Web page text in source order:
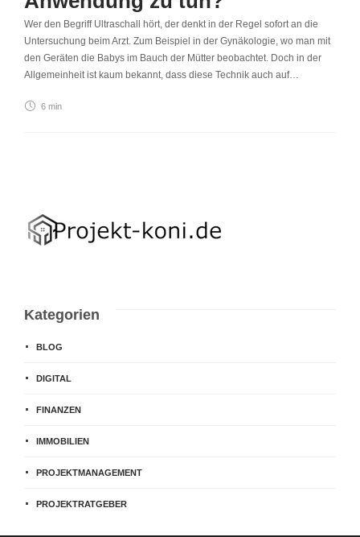
Wer den Begriff Ultraschall hört, der denkt in der Regel sofort an die
Untersuchung beim Arzt. Zum Beispiel in der Gynäkologie, wo man mit
den Geräten die Babys im Bauch der Mütter beobachtet. Doch in der
Allgemeinheit ist kaum bekannt, dass diese Technik auch auf…
6 min
Kategorien
BLOG
DIGITAL
FINANZEN
IMMOBILIEN
PROJEKTMANAGEMENT
PROJEKTRATGEBER